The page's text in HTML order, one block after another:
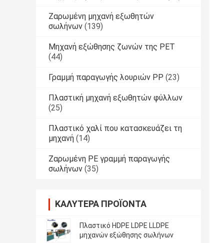
Ζαρωμένη μηχανή εξωθητών
σωλήνων (139)
Μηχανή εξώθησης ζωνών της PET
(44)
Γραμμή παραγωγής λουριών PP (23)
Πλαστική μηχανή εξωθητών φύλλων
(25)
Πλαστικό χαλί που κατασκευάζει τη
μηχανή (14)
Ζαρωμένη PE γραμμή παραγωγής
σωλήνων (35)
ΚΑΛΎΤΕΡΑ ΠΡΟΪΌΝΤΑ
Πλαστικό HDPE LDPE LLDPE
μηχανών εξώθησης σωλήνων